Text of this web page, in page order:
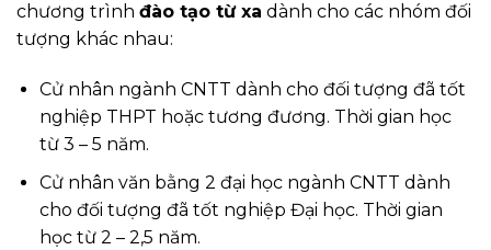
chương trình đào tạo từ xa dành cho các nhóm đối
tượng khác nhau:
Cử nhân ngành CNTT dành cho đối tượng đã tốt
nghiệp THPT hoặc tương đương. Thời gian học
từ 3 – 5 năm.
Cử nhân văn bằng 2 đại học ngành CNTT dành
cho đối tượng đã tốt nghiệp Đại học. Thời gian
học từ 2 – 2,5 năm.